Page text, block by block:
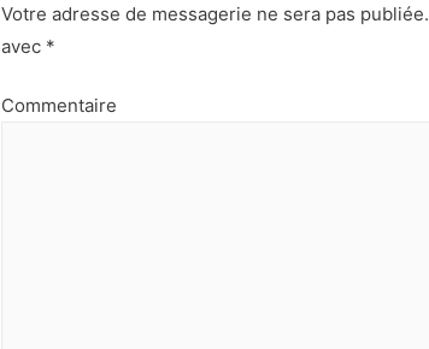
Votre adresse de messagerie ne sera pas publiée.
avec *
Commentaire